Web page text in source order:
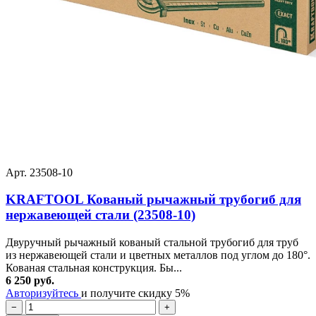
Арт. 23508-10
KRAFTOOL Кованый рычажный трубогиб для
нержавеющей стали (23508-10)
Двуручный рычажный кованый стальной трубогиб для труб
из нержавеющей стали и цветных металлов под углом до 180°.
Кованая стальная конструкция. Бы...
6 250 руб.
Авторизуйтесь и получите скидку 5%
−
+